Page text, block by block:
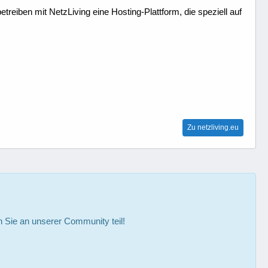
mit NetzLiving eine Hosting-Plattform, die speziell auf
Zu netzliving.eu
Sie an unserer Community teil!